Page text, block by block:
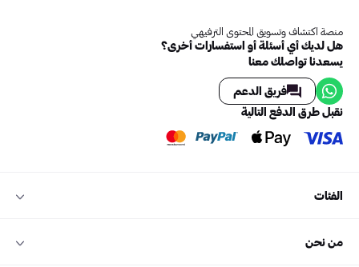
منصة اكتشاف وتسويق المحتوى الترفيهي
هل لديك أي أسئلة أو استفسارات أخرى؟
يسعدنا تواصلك معنا
فريق الدعم
نقبل طرق الدفع التالية
الفئات
من نحن